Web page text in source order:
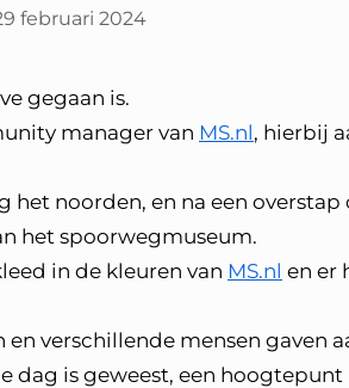
februari 2024
gegaan is.
manager van MS.nl, hierbij
noorden, en na een
het spoorwegmuseum.
in de kleuren van MS.nl en er
verschillende mensen gaven
dag is geweest, een hoogtepunt